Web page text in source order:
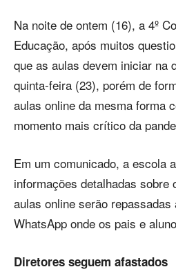
Na noite de ontem (16), a 4º
Educação, após muitos
que as aulas devem iniciar na
quinta-feira (23), porém de
aulas online da mesma forma
momento mais crítico da
Em um comunicado, a escola
informações detalhadas sobre
aulas online serão repassadas
WhatsApp onde os pais e
Diretores seguem afastados